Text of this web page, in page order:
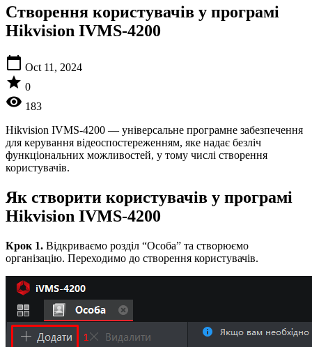
Створення користувачів у програмі
Hikvision IVMS-4200
calendar_today Oct 11, 2024
star 0
visibility 183
Hikvision IVMS-4200 — універсальне програмне забезпечення
для керування відеоспостереженням, яке надає безліч
функціональних можливостей, у тому числі створення
користувачів.
Як створити користувачів у програмі
Hikvision IVMS-4200
Крок 1. Відкриваємо розділ “Особа” та створюємо
організацію. Переходимо до створення користувачів.